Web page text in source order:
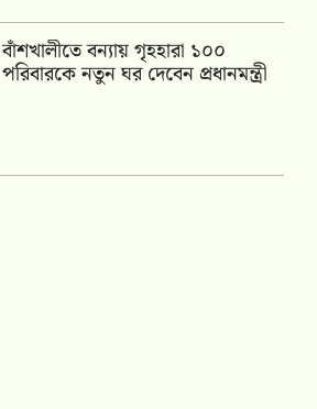
বাঁশখালীতে বন্যায় গৃহহারা ১০০
পরিবারকে নতুন ঘর দেবেন প্রধানমন্ত্রী